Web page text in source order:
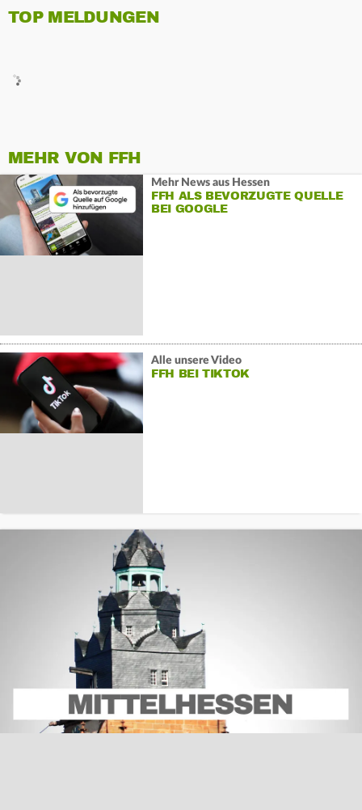
TOP MELDUNGEN
MEHR VON FFH
Mehr News aus Hessen
FFH ALS BEVORZUGTE QUELLE
BEI GOOGLE
Alle unsere Video
FFH BEI TIKTOK